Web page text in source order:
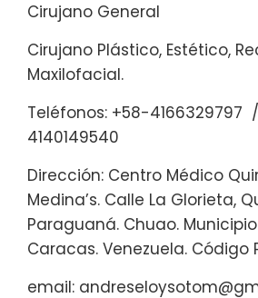
Cirujano General
Cirujano Plástico, Estético,
Maxilofacial.
Teléfonos: +58-4166329797
4140149540
Dirección: Centro Médico
Medina’s. Calle La Glorieta,
Paraguaná. Chuao.
Caracas. Venezuela. Código
email: